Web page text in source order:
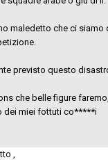
maledetto che ci siamo
previsto questo
che belle figure
dei miei fottuti co*****i
,